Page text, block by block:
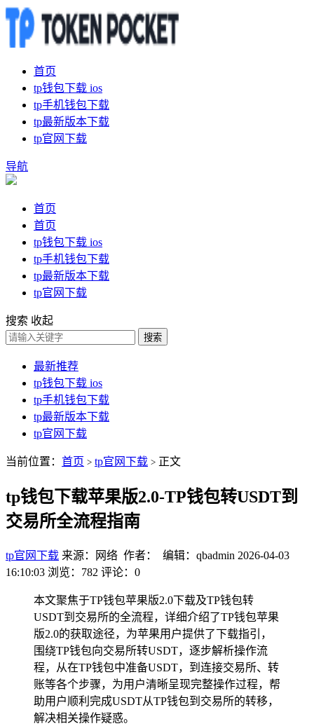
首页
tp钱包下载 ios
tp手机钱包下载
tp最新版本下载
tp官网下载
导航
首页
首页
tp钱包下载 ios
tp手机钱包下载
tp最新版本下载
tp官网下载
搜索 收起
搜索
最新推荐
tp钱包下载 ios
tp手机钱包下载
tp最新版本下载
tp官网下载
当前位置： 首页 > tp官网下载 > 正文
tp钱包下载苹果版2.0-TP钱包转USDT到
交易所全流程指南
tp官网下载 来源：网络 作者： 编辑：qbadmin 2026-04-03
16:10:03 浏览：782 评论：0
本文聚焦于TP钱包苹果版2.0下载及TP钱包转
USDT到交易所的全流程，详细介绍了TP钱包苹果
版2.0的获取途径，为苹果用户提供了下载指引，
围绕TP钱包向交易所转USDT，逐步解析操作流
程，从在TP钱包中准备USDT，到连接交易所、转
账等各个步骤，为用户清晰呈现完整操作过程，帮
助用户顺利完成USDT从TP钱包到交易所的转移，
解决相关操作疑惑。